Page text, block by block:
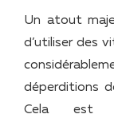
Un atout
d’utiliser des
déperditions
Cela est